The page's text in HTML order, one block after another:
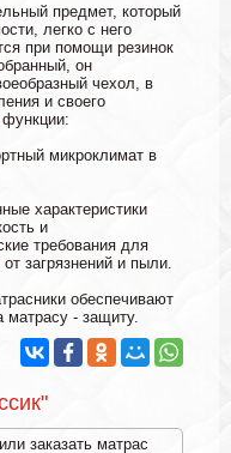
предмет, который
легко с него
при помощи резинок
он
чехол, в
и своего
микроклимат в
характеристики
и
требования для
загрязнений и пыли.
обеспечивают
- защиту.
заказать матрас